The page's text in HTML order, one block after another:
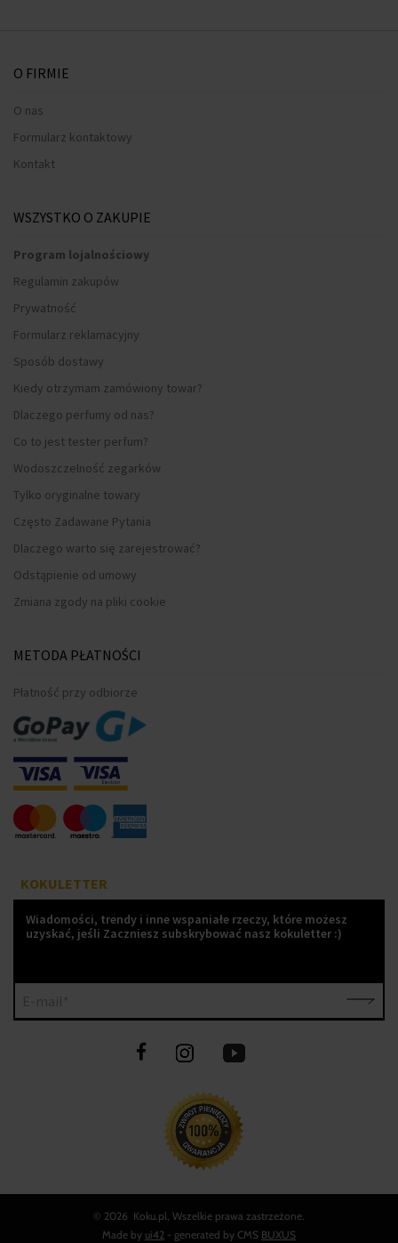
O FIRMIE
O nas
Formularz kontaktowy
Kontakt
WSZYSTKO O ZAKUPIE
Program lojalnościowy
Regulamin zakupów
Prywatność
Formularz reklamacyjny
Sposób dostawy
Kiedy otrzymam zamówiony towar?
Dlaczego perfumy od nas?
Co to jest tester perfum?
Wodoszczelność zegarków
Tylko oryginalne towary
Często Zadawane Pytania
Dlaczego warto się zarejestrować?
Odstąpienie od umowy
Zmiana zgody na pliki cookie
METODA PŁATNOŚCI
Płatność przy odbiorze
KOKULETTER
Wiadomości, trendy i inne wspaniałe rzeczy, które możesz
uzyskać, jeśli Zaczniesz subskrybować nasz kokuletter :)
© 2026 Koku.pl, Wszelkie prawa zastrzeżone.
Made by ui42 - generated by CMS BUXUS